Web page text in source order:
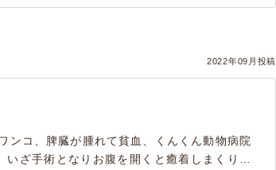
2022年09月投稿
ンコ、脾臓が腫れて貧血、くんくん動物病院
ざ手術となりお腹を開くと癒着しまくり…